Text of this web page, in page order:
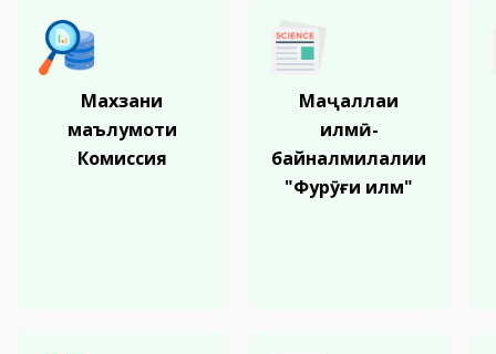
Махзани
маълумоти
Комиссия
Маҷаллаи
илмӣ-
байналмилалии
"Фурӯғи илм"